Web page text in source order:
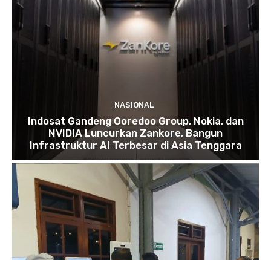
NASIONAL
Indosat Gandeng Ooredoo Group, Nokia, dan
NVIDIA Luncurkan Zankore, Bangun
Infrastruktur AI Terbesar di Asia Tenggara